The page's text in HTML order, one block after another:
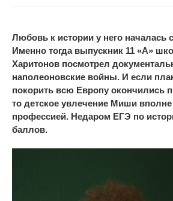
Любовь к истории у него началась с
Именно тогда выпускник 11 «А»
Харитонов посмотрел
наполеоновские войны. И если
покорить всю Европу окончились
то детское увлечение Миши вполне
профессией. Недаром ЕГЭ по
баллов.